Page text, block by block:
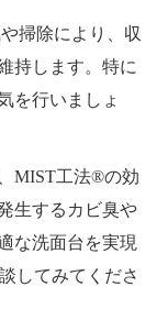
掃除により、収
持します。特に
を行いましょ
MIST工法®の効
生するカビ臭や
な洗面台を実現
してみてくださ